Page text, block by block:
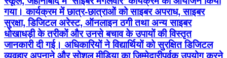
गया। कार्यक्रम में छात्र-छात्राओं को साइबर अपराध, साइबर
सुरक्षा, डिजिटल अरेस्ट, ऑनलाइन ठगी तथा अन्य साइबर
धोखाधड़ी के तरीकों और उनसे बचाव के उपायों की विस्तृत
जानकारी दी गई। अधिकारियों ने विद्यार्थियों को सुरक्षित डिजिटल
व्यवहार अपनाने और सोशल मीडिया का जिम्मेदारीपूर्वक उपयोग करने